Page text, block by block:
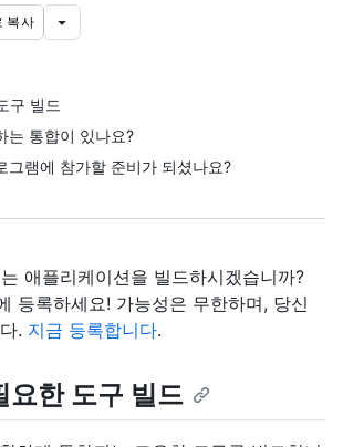
복사
구 빌드
는 통합이 있나요?
그램에 참가할 준비가 되셨나요?
애플리케이션을 빌드하시겠습니까?
등록하세요! 가능성은 무한하며, 당신
. 지금 등록합니다.
요한 도구 빌드